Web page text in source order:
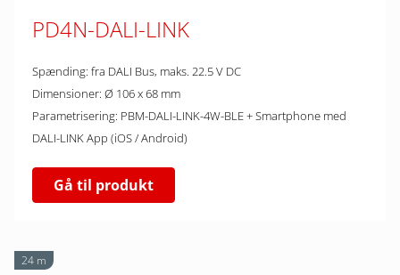
PD4N-DALI-LINK
Spænding: fra DALI Bus, maks. 22.5 V DC
Dimensioner: Ø 106 x 68 mm
Parametrisering: PBM-DALI-LINK-4W-BLE + Smartphone med
DALI-LINK App (iOS / Android)
Gå til produkt
24 m